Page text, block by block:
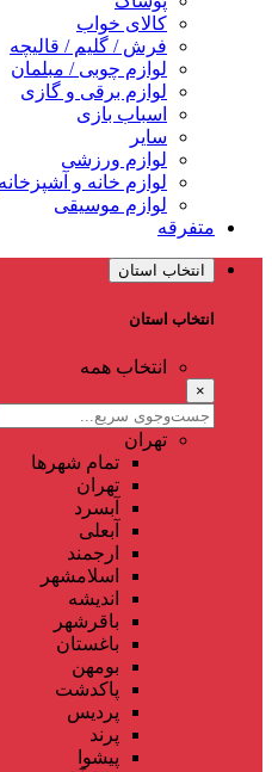
کالای خواب
فرش / گلیم / قالیچه
لوازم چوبی / مبلمان
لوازم برقی و گازی
اسباب بازی
سایر
لوازم ورزشی
لوازم خانه و آشپزخانه
لوازم موسیقی
متفرقه
انتخاب استان
انتخاب استان
انتخاب همه
×
تهران
تمام شهر‌ها
تهران
آبسرد
آبعلی
ارجمند
اسلامشهر
اندیشه
باقرشهر
باغستان
بومهن
پاکدشت
پردیس
پرند
پیشوا